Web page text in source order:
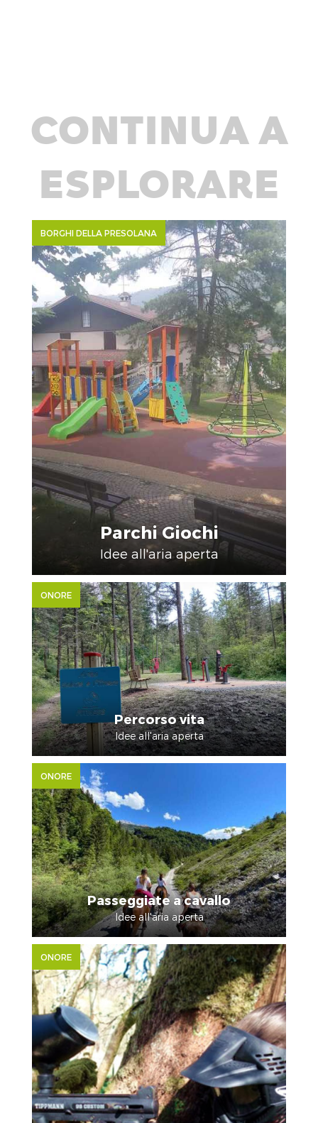
CONTINUA A
ESPLORARE
BORGHI DELLA PRESOLANA
Parchi Giochi
Idee all'aria aperta
ONORE
Percorso vita
Idee all'aria aperta
ONORE
Passeggiate a cavallo
Idee all'aria aperta
ONORE